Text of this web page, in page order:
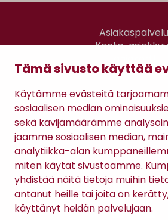
Tämä sivusto käyttää
Käytämme evästeitä
sosiaalisen median
sekä kävijämäärämme
jaamme sosiaalisen median,
analytiikka-alan
miten käytät sivustoamme.
yhdistää näitä tietoja muihin
antanut heille tai joita on
käyttänyt heidän palvelujaan.
Asiakaspalvelu
Kanta-
Gomee Ratsula
Sopimusehdot
Maksutavat